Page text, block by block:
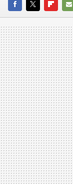
FACEBOOKTWITTER
E-